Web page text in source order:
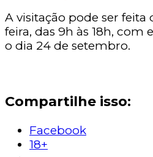
A visitação pode ser feita
feira, das 9h às 18h, com
o dia 24 de setembro.
Compartilhe isso:
Facebook
18+